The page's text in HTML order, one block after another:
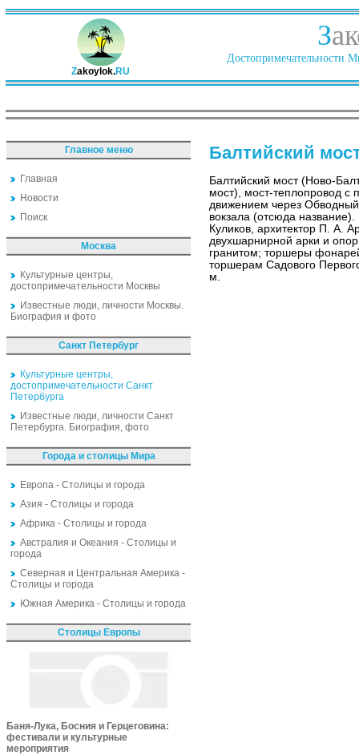
Zakoylok.RU
З
Достопримечательности
Главное меню
Главная
Новости
Поиск
Москва
Культурные центры,
достопримечательности Москвы
Известные люди, личности Москвы.
Биография и фото
Санкт Петербург
Культурные центры,
достопримечательности Санкт
Петербурга
Известные люди, личности Санкт
Петербурга. Биография, фото
Города и столицы Мира
Европа - Столицы и города
Азия - Столицы и города
Африка - Столицы и города
Австралия и Океания - Столицы и
города
Северная и Центральная Америка -
Столицы и города
Южная Америка - Столицы и города
Столицы Европы
Баня-Лука, Босния и Герцеговина:
фестивали и культурные
мероприятия
Балтийский
Балтийский мост (Ново-
мост), мост-теплопровод с
движением через
вокзала (отсюда
Куликов, архитектор П. А.
двухшарнирной арки и
гранитом; торшеры
торшерам Садового
м.